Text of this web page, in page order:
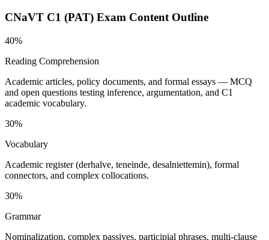
CNaVT C1 (PAT) Exam Content Outline
40%
Reading Comprehension
Academic articles, policy documents, and formal essays — MCQ
and open questions testing inference, argumentation, and C1
academic vocabulary.
30%
Vocabulary
Academic register (derhalve, teneinde, desalniettemin), formal
connectors, and complex collocations.
30%
Grammar
Nominalization, complex passives, participial phrases, multi-clause